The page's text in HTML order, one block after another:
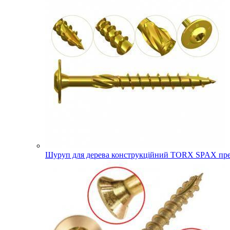
Шуруп для дерева конструкційний TORX SPAX